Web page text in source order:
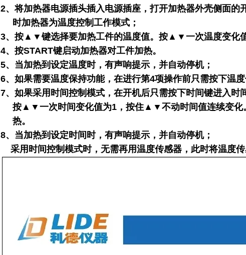
2、将加热器电源插头插入电源插座，打开加热器外壳侧面
时加热器为温度控制工作模式；
3、按▲▼键选择要加热工件的温度值。按▲▼一次温度变化
4、按START键启动加热器对工件加热。
5、当加热到设定温度时，有声响提示，并自动停机；
6、如果需要温度保持功能，在进行第4项操作前只需按下温度
7、如果采用时间控制模式，在开机后只需按下时间键进入时
按▲▼一次时间变化值为1，按住▲▼不动时间值连续变化
热。
8、当加热到设定时间时，有声响提示，并自动停机；
采用时间控制模式时，无需再用温度传感器，此时将温度传